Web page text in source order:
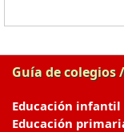
Guía de colegios
Educación infantil
Educación